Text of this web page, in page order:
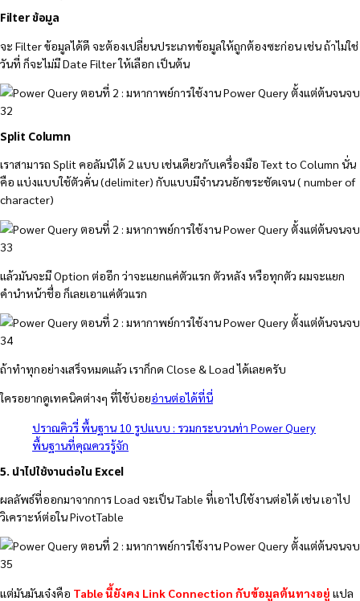
Filter ข้อมูล
จะ Filter ข้อมูลได้ดี จะต้องเปลี่ยนประเภทข้อมูลให้ถูกต้องซะก่อน เช่น ถ้าไม่ใช่
วันที่ ก็จะไม่มี Date Filter ให้เลือก เป็นต้น
Split Column
เราสามารถ Split คอลัมน์ได้ 2 แบบ เช่นเดียวกับเครื่องมือ Text to Column นั่น
คือ แบ่งแบบใช้ตัวคั่น (delimiter) กับแบบมีจำนวนอักขระชัดเจน ( number of
character)
แล้วมันจะมี Option ต่ออีก ว่าจะแยกแค่ตัวแรก ตัวหลัง หรือทุกตัว ผมจะแยก
คำนำหน้าชื่อ ก็เลยเอาแค่ตัวแรก
ถ้าทำทุกอย่างเสร็จหมดแล้ว เราก็กด Close & Load ได้เลยครับ
ใครอยากดูเทคนิคต่างๆ ที่ใช้บ่อยอ่านต่อได้ที่นี่
ปราณคิวรี่ พื้นฐาน 10 รูปแบบ : รวมกระบวนท่า Power Query
พื้นฐานที่คุณควรรู้จัก
5. นำไปใช้งานต่อใน Excel
ผลลัพธ์ที่ออกมาจากการ Load จะเป็น Table ที่เอาไปใช้งานต่อได้ เช่น เอาไป
วิเคราะห์ต่อใน PivotTable
แต่มันมันเจ๋งคือ Table นี้ยังคง Link Connection กับข้อมูลต้นทางอยู่ แปล